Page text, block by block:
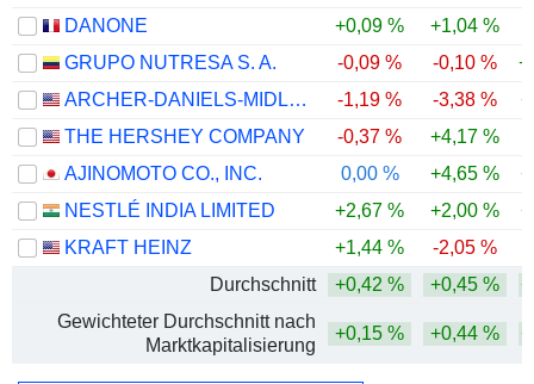
DANONE
+0,09 % +1,04 %
GRUPO NUTRESA S. A.
-0,09 % -0,10 %
ARCHER-DANIELS-MIDLAND COMPANY
-1,19 % -3,38 %
THE HERSHEY COMPANY
-0,37 % +4,17 %
AJINOMOTO CO., INC.
0,00 % +4,65 %
NESTLÉ INDIA LIMITED
+2,67 % +2,00 %
KRAFT HEINZ
+1,44 % -2,05 %
Durchschnitt
+0,42 % +0,45 %
Gewichteter Durchschnitt nach
Marktkapitalisierung
+0,15 % +0,44 %